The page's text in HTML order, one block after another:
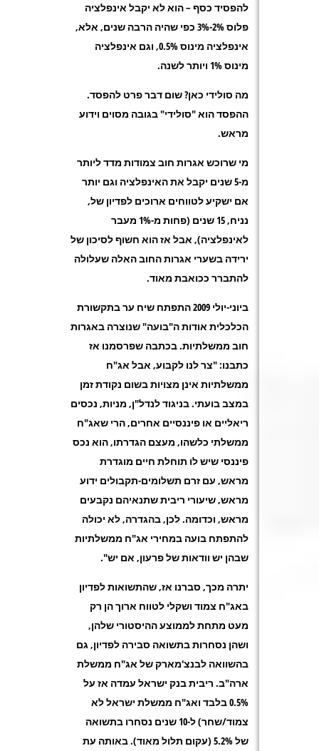
להפסיד כסף – הוא לא יקבל אינפלציה
פלוס 2%-3% כפי שהיה הרבה שנים, אלא,
אינפלציה מינוס 0.5%, וגם אינפלציה
מינוס 1% ויותר לשנה.
מה סולידי כאן? שום דבר פרט להפסד.
ההפסד הוא "סולידי" בגובה מסוים וידוע
מראש.
מי שרוכש אגרות חוב צמודות מדד ליותר
מ-5 שנים יקבל את האינפלציה וגם יותר
אם ישקיע לטווחים ארוכים לפדיון של,
נניח, 15 שנים (פחות מ-1% מעבר
לאינפלציה), אבל אז הוא חשוף לסיכון של
ירידה בשערי אגרות החוב האלה שעלולה
להתברר ככואבת מאוד.
ביוני-יולי 2009 התפתח שיח ער בתקשורת
הכלכלית אודות ה"בועה" שנוצרה באגרות
חוב ממשלתיות. בכתבה שפרסמנו אז
כתבנו: "צר לנו לקבוע, אבל אג"ח
ממשלתיות אינן מצויות בשום נקודת זמן
במצב בועתי. בניגוד לנדל"ן, מניות, נכסים
ריאליים או פיננסיים אחרים, הרי שאג"ח
ממשלתי כלשהו, מעצם הגדרתו, הוא נכס
פיננסי שיש לו תוחלת חיים מוגדרת
מראש, עם זרם תשלומים-תקבולים ידוע
מראש, שיעורי ריבית שתנאיהם נקבעים
מראש, וכדומה. לכן, בהגדרה, לא יכולה
להתפתח בועה במחירי אג"ח ממשלתיות
שבהן יש וודאות של פרעון, אם יש".
יתרה מכך, סברנו אז, שהתשואות לפדיון
באג"ח צמוד ושקלי לטווח ארוך הן רק
מעט מתחת לממוצע ההיסטורי שלהן,
ושהן נסחרות בתשואה סבירה לפדיון, גם
בהשוואה לבנצ'מארק של אג"ח ממשלת
ארה"ב. ריבית בנק ישראל עמדה אז על
0.5% בלבד ואג"ח ממשלת ישראל לא
צמוד/שחר) ל-10 שנים נסחרו בתשואה
של 5.2% (עקום תלול מאוד). באותה עת